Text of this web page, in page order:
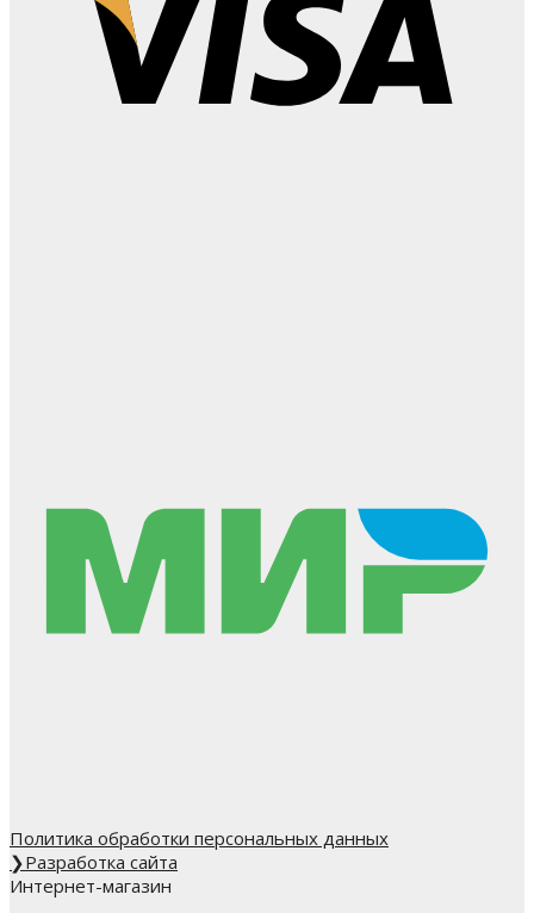
Политика обработки персональных данных
❯Разработка сайта
Интернет-магазин